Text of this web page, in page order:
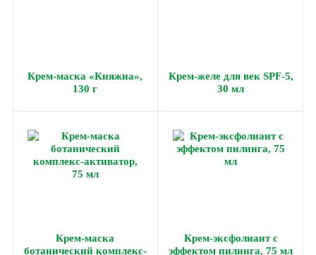
Крем-маска «Княжна»,
130 г
Крем-желе для век SPF-5,
30 мл
Крем-маска
ботанический комплекс-
Крем-эксфолиант с
эффектом пилинга, 75 мл